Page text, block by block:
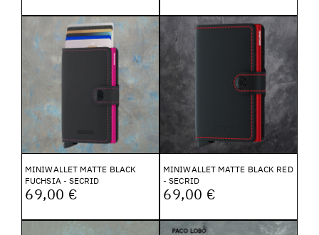
MINIWALLET MATTE BLACK
FUCHSIA - SECRID
69,00 €
MINIWALLET MATTE BLACK RED
- SECRID
69,00 €